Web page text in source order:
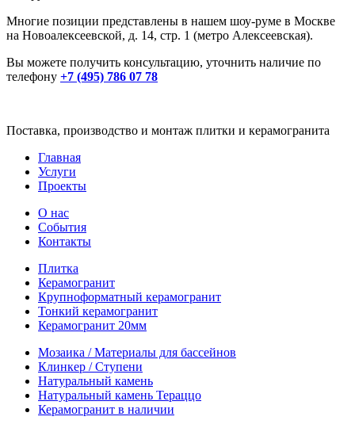
Многие позиции представлены в нашем шоу-руме в Москве
на Новоалексеевской, д. 14, стр. 1 (метро Алексеевская).
Вы можете получить консультацию, уточнить наличие по
телефону +7 (495) 786 07 78
Поставка, производство и монтаж плитки и керамогранита
Главная
Услуги
Проекты
О нас
События
Контакты
Плитка
Керамогранит
Крупноформатный керамогранит
Тонкий керамогранит
Керамогранит 20мм
Мозаика / Материалы для бассейнов
Клинкер / Ступени
Натуральный камень
Натуральный камень Тераццо
Керамогранит в наличии